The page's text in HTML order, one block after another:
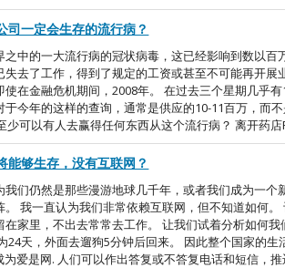
司一定会生存的流行病？
之中的一大流行病的冠状病毒，这已经影响到数以
失去了工作，得到了规定的工资或甚至不可能再开
使在金融危机期间，2008年。 在过去三个星期几乎
今年的这样的查询，通常是供应的10-11百万，而
可以有人去赢得任何东西从这个流行病？ 离开药店
能够生存，没有互联网？
我们仍然是那些漫游地球几千年，或者我们成为一
。 我一直认为我们非常依赖互联网，但不知道如何
在家里，不出去常常去工作。 让我们试着分析如何
24天，外面去遛狗5分钟后回来。 因此整个国家的
爱是网. 人们可以作出答复或不答复电话和短信，推